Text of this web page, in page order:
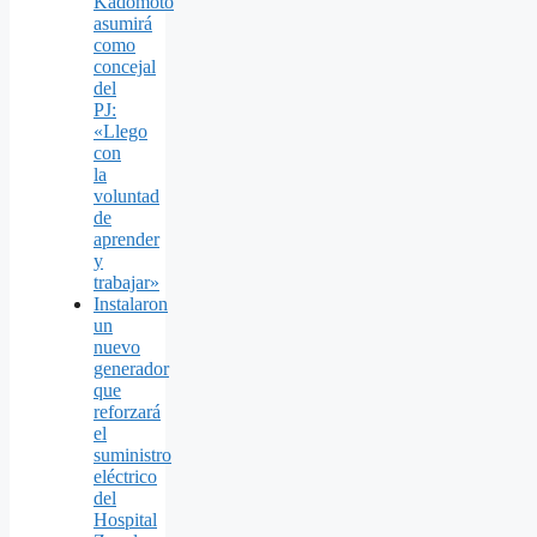
asumirá
como
concejal
del
PJ:
«Llego
con
la
voluntad
de
aprender
y
trabajar»
Instalaron
un
nuevo
generador
que
reforzará
el
suministro
eléctrico
del
Hospital